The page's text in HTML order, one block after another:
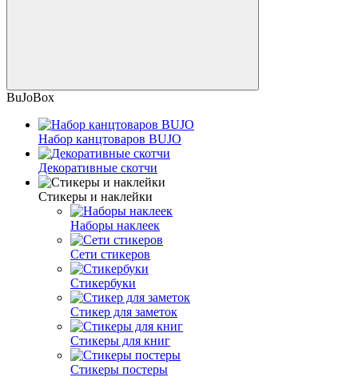
BuJoBox
Набор канцтоваров BUJO
Декоративные скотчи
Стикеры и наклейки
Наборы наклеек
Сети стикеров
Стикербуки
Стикер для заметок
Стикеры для книг
Стикеры постеры